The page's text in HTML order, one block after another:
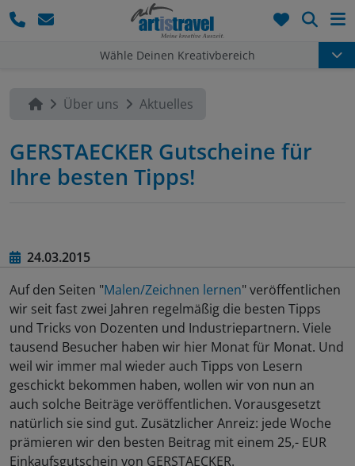
Wähle Deinen Kreativbereich
Über uns Aktuelles
GERSTAECKER Gutscheine für
Ihre besten Tipps!
24.03.2015
Auf den Seiten "Malen/Zeichnen lernen" veröffentlichen
wir seit fast zwei Jahren regelmäßig die besten Tipps
und Tricks von Dozenten und Industriepartnern. Viele
tausend Besucher haben wir hier Monat für Monat. Und
weil wir immer mal wieder auch Tipps von Lesern
geschickt bekommen haben, wollen wir von nun an
auch solche Beiträge veröffentlichen. Vorausgesetzt
natürlich sie sind gut. Zusätzlicher Anreiz: jede Woche
prämieren wir den besten Beitrag mit einem 25,- EUR
Einkaufsgutschein von GERSTAECKER.